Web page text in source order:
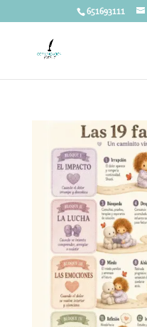
651693111